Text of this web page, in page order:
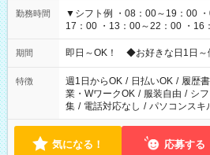
勤務時間
▼シフト例 ・08：00～19：00
17：00 ・13：00～22：00 ・16：00～21：
仕事により勤務時間が異なります
期間 即日～OK！ ◆お好きな日1日
特徴 週1日からOK / 日払いOK / 履歴
業・WワークOK / 服装自由 / シ
集 / 電話対応なし / パソコンスキ
気になる！ 応募する